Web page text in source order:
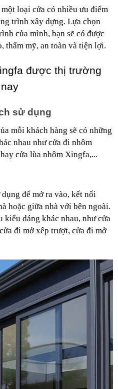
loại cửa có nhiều ưu điểm
trình xây dựng. Lựa chọn
của mình, bạn sẽ có được
thẩm mỹ, an toàn và tiện lợi.
được thị trường
sử dụng
mỗi khách hàng sẽ có những
nhau như cửa đi nhôm
cửa lùa nhôm Xingfa,...
để mở ra vào, kết nối
hoặc giữa nhà với bên ngoài.
dáng khác nhau, như cửa
đi mở xếp trượt, cửa đi mở